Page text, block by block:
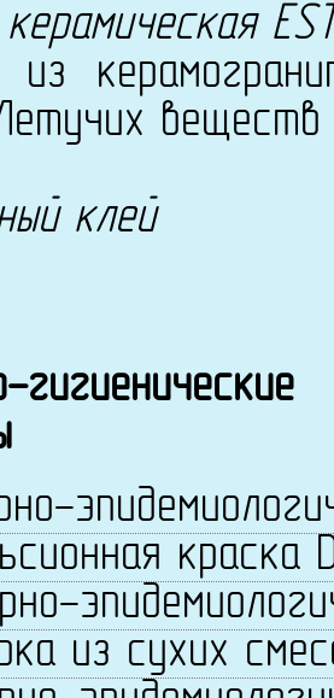
из
веществ
клей
краска
из сухих